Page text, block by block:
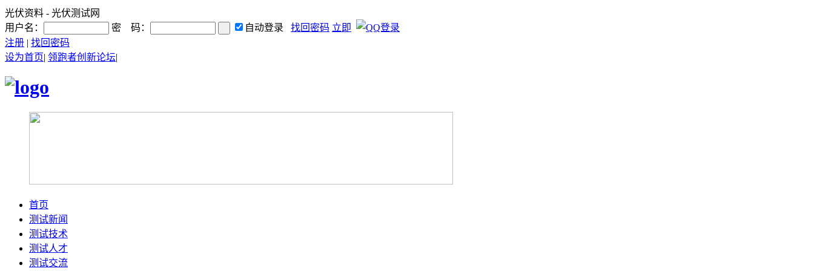
光伏资料 - 光伏测试网
用户名：
密 码： 自动登录 找回密码 立即
注册 | 找回密码
设为首页| 领跑者创新论坛|
首页
测试新闻
测试技术
测试人才
测试交流